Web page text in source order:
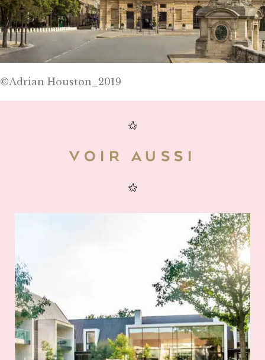
©Adrian Houston_2019
VOIR AUSSI